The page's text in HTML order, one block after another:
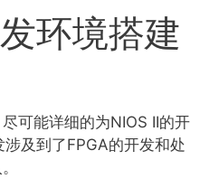
环境搭建
可能详细的为NIOS II的开
及到了FPGA的开发和处